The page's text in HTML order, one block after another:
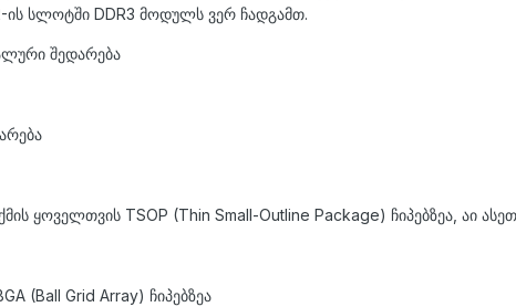
ის სლოტში DDR3 მოდულს ვერ ჩადგამთ.
შედარება
ყოველთვის TSOP (Thin Small-Outline Package) ჩიპებზეა, აი
(Ball Grid Array) ჩიპებზეა